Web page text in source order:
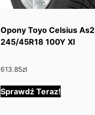
Opony Toyo Celsius As2
245/45R18 100Y Xl
613.85zł
Sprawdź Teraz!